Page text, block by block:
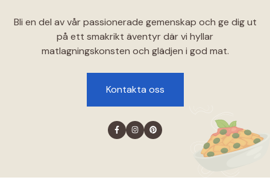
Bli en del av vår passionerade gemenskap och ge dig ut
på ett smakrikt äventyr där vi hyllar
matlagningskonsten och glädjen i god mat.
Kontakta oss